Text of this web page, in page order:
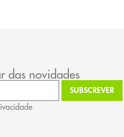
das novidades